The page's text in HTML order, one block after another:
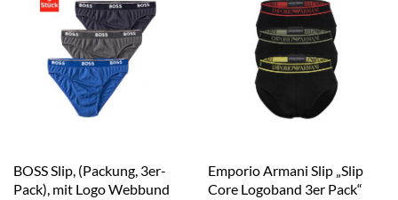
BOSS Slip, (Packung, 3er-
Pack), mit Logo Webbund
Emporio Armani Slip „Slip
Core Logoband 3er Pack“